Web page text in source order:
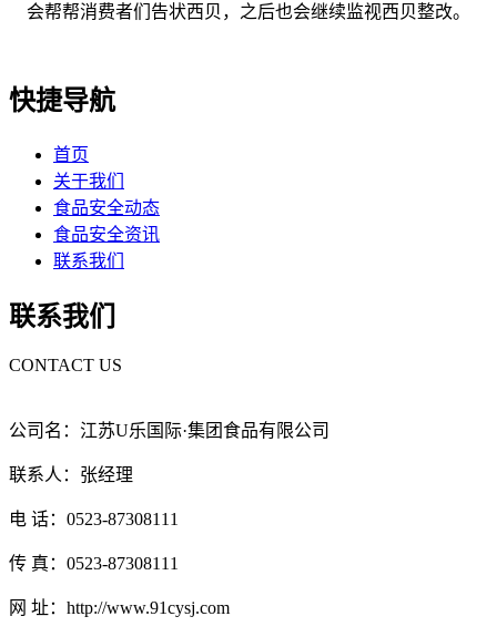
会帮帮消费者们告状西贝，之后也会继续监视西贝整改。
快捷导航
首页
关于我们
食品安全动态
食品安全资讯
联系我们
联系我们
CONTACT US
公司名：江苏U乐国际·集团食品有限公司
联系人：张经理
电 话：0523-87308111
传 真：0523-87308111
网 址：http://www.91cysj.com